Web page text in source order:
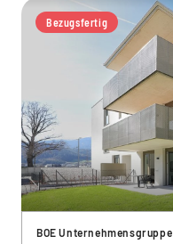
Bezugsfertig
BOE Unternehmensgruppe